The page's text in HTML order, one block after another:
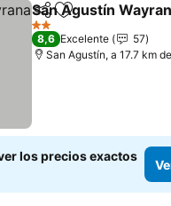
CompartirAgregar a
San Agustín
2 Estrellas
8,6 Excelente
57
San Agustín, a 17.7 km
los precios exactos